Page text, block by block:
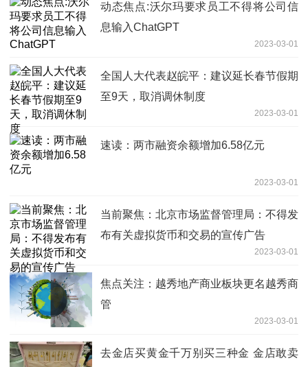
动态焦点:沃尔玛要求员工不得将公司信
息输入ChatGPT
2023-03-01
全国人大代表赵皖平：建议延长春节假期
至9天，取消调休制度
2023-03-01
速读：两市融资余额增加6.58亿元
2023-03-01
当前聚焦：北京市场监督管理局：不得发
布有关虚拟货币和交易的宣传广告
2023-03-01
焦点关注：越秀地产商业板块更名越秀商
管
2023-03-01
去金店买黄金千万别买三种金 金店敢卖